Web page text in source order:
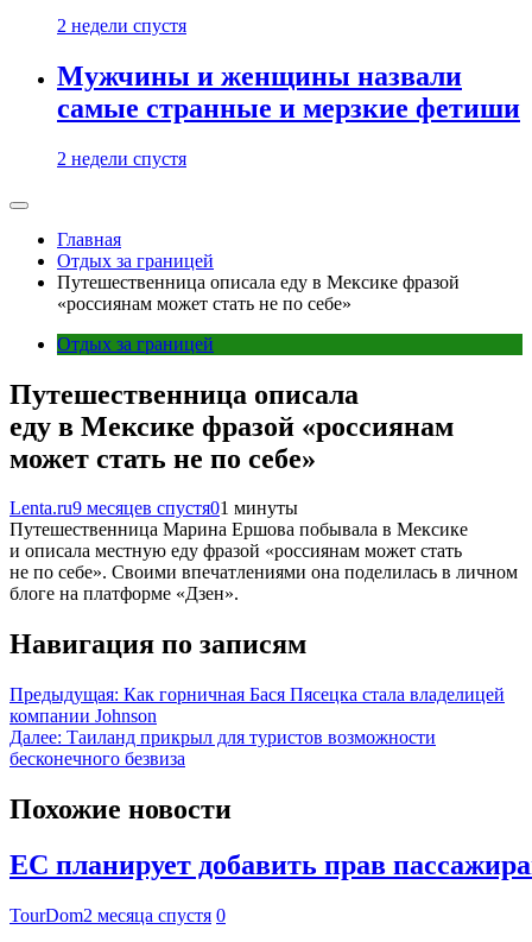
2 недели спустя
Мужчины и женщины назвали
самые странные и мерзкие фетиши
2 недели спустя
Главная
Отдых за границей
Путешественница описала еду в Мексике фразой
«россиянам может стать не по себе»
Отдых за границей
Путешественница описала
еду в Мексике фразой «россиянам
может стать не по себе»
Lenta.ru9 месяцев спустя01 минуты
Путешественница Марина Ершова побывала в Мексике
и описала местную еду фразой «россиянам может стать
не по себе». Своими впечатлениями она поделилась в личном
блоге на платформе «Дзен».
Навигация по записям
Предыдущая: Как горничная Бася Пясецка стала владелицей
компании Johnson
Далее: Таиланд прикрыл для туристов возможности
бесконечного безвиза
Похожие новости
ЕС планирует добавить прав
TourDom2 месяца спустя 0